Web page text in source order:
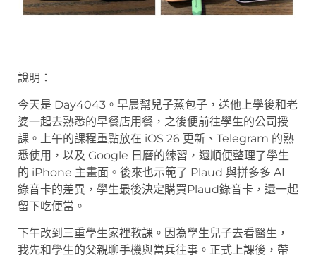
說明：
今天是 Day4043。早晨幫兒子蒸包子，送他上學後和老
婆一起去熟悉的早餐店用餐，之後便前往學生的公司授
課。上午的課程重點放在 iOS 26 更新、Telegram 的熟
悉使用，以及 Google 日曆的練習，還順便整理了學生
的 iPhone 主畫面。後來也示範了 Plaud 與拼多多 AI
錄音卡的差異，學生最後決定購買Plaud錄音卡，還一起
留下吃便當。
下午改到三重學生家裡教課。因為學生兒子去看醫生，
我先和學生的父親聊手機與當兵往事。正式上課後，帶